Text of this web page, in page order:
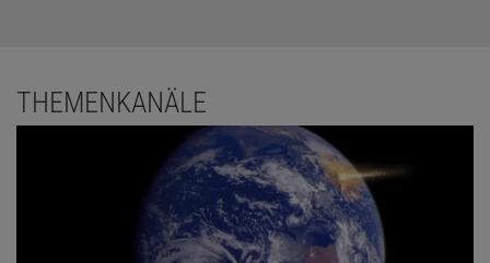
THEMENKANÄLE